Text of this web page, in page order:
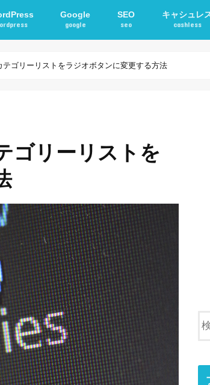
Google
google
SEO
seo
キャシュレ
cashless
ゴリーリストをラジオボタンに変更する方法
ゴリーリストを